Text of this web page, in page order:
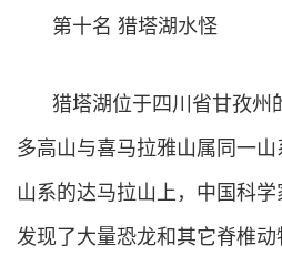
第十名 猎塔湖水怪
猎塔湖位于四川省甘孜州
多高山与喜马拉雅山属同一
山系的达马拉山上，中国科
发现了大量恐龙和其它脊椎